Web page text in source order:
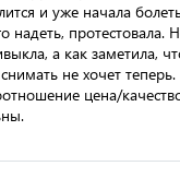
и уже начала
надеть, протестовала.
а как заметила,
не хочет
цена/